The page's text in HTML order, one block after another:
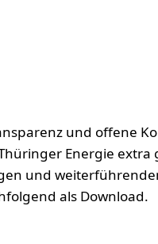
und offene
Energie
und
als Download.